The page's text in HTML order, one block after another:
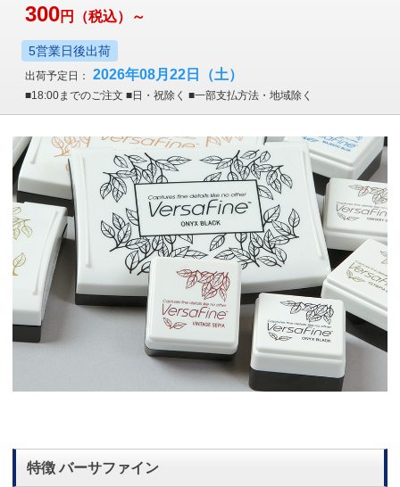
300円 （税込）～
5営業日後出荷
出荷予定日： 2026年08月22日 （土）
■18:00までのご注文 ■日・祝除く ■一部支払方法・地域除く
特徴 バーサファイン